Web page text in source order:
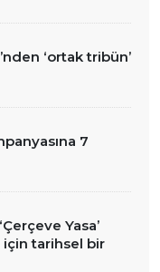
‘ortak tribün’
7
Yasa’
için tarihsel bir